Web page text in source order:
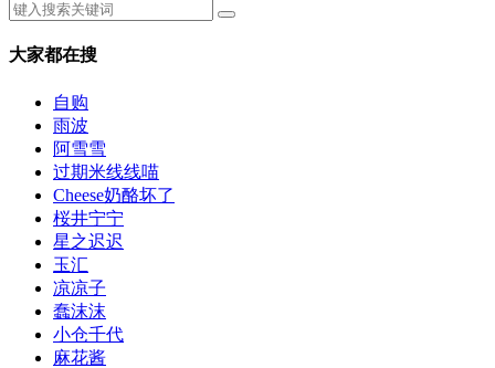
大家都在搜
自购
雨波
阿雪雪
过期米线线喵
Cheese奶酪坏了
桜井宁宁
星之迟迟
玉汇
凉凉子
蠢沫沫
小仓千代
麻花酱